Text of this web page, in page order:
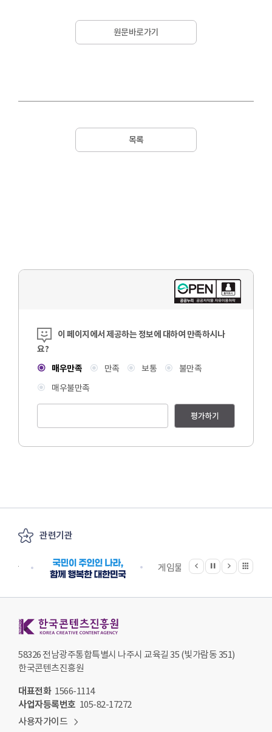
원문바로가기
목록
콘텐츠 만족도 조사
이 페이지에서 제공하는 정보에 대하여 만족하시나
요?
매우만족
만족 보통
불만족
매우불만족
평가하기
관련기관
게임물관리위원회
이전
정지
다음 관련기관 전체보기
58326 전남광주통합특별시 나주시 교육길 35 (빛가람동 351)
한국콘텐츠진흥원
대표전화 1566-1114
사업자등록번호 105-82-17272
사용자가이드